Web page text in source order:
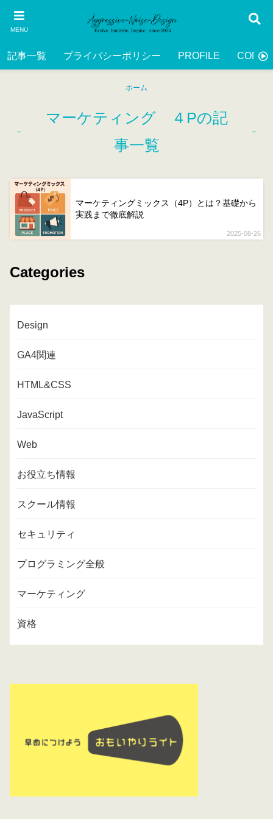
MENU
記事一覧 プライバシーポリシー PROFILE
ホーム
マーケティング ４Pの記
事一覧
2025-08-26
マーケティングミックス（4P）とは？基礎から
実践まで徹底解説
Categories
Design
GA4関連
HTML&CSS
JavaScript
Web
お役立ち情報
スクール情報
セキュリティ
プログラミング全般
マーケティング
資格